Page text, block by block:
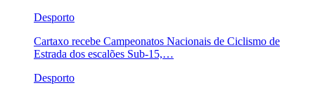
Desporto
Cartaxo recebe Campeonatos Nacionais de Ciclismo de
Estrada dos escalões Sub-15,…
Desporto